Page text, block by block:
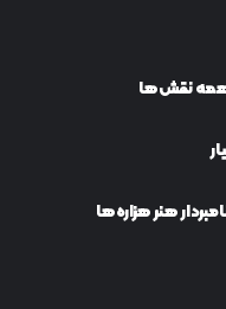
همه نقش‌ها
هنر هزاره‌ها